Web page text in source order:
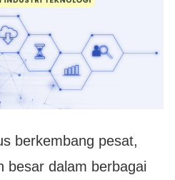
berkembang pesat,
besar dalam berbagai